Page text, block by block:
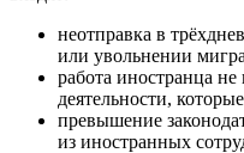
неотправка в
или увольнении
работа иностранца
деятельности,
превышение
из иностранных